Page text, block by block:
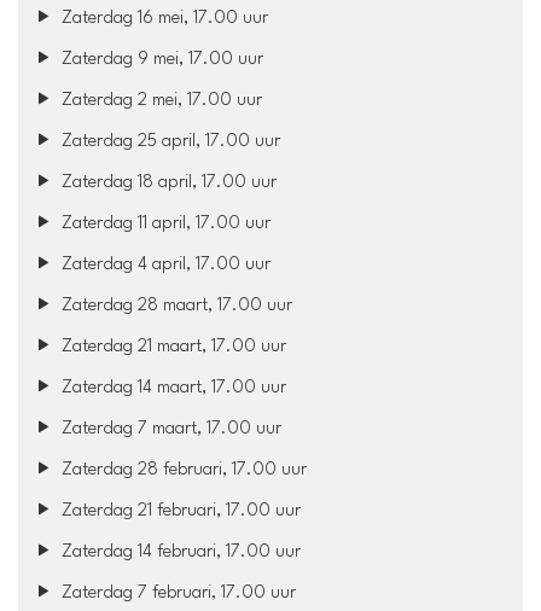
Zaterdag 16 mei, 17.00 uur
Zaterdag 9 mei, 17.00 uur
Zaterdag 2 mei, 17.00 uur
Zaterdag 25 april, 17.00 uur
Zaterdag 18 april, 17.00 uur
Zaterdag 11 april, 17.00 uur
Zaterdag 4 april, 17.00 uur
Zaterdag 28 maart, 17.00 uur
Zaterdag 21 maart, 17.00 uur
Zaterdag 14 maart, 17.00 uur
Zaterdag 7 maart, 17.00 uur
Zaterdag 28 februari, 17.00 uur
Zaterdag 21 februari, 17.00 uur
Zaterdag 14 februari, 17.00 uur
Zaterdag 7 februari, 17.00 uur